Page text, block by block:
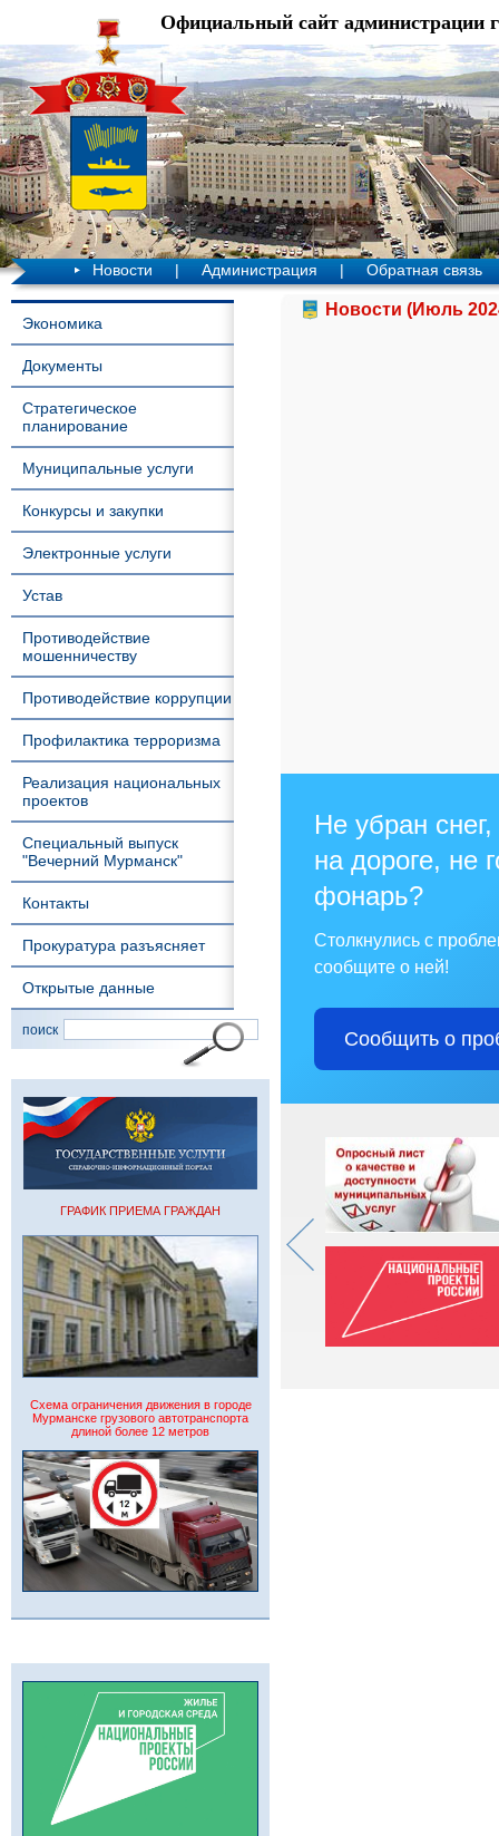
Официальный сайт администрации
Новости | Администрация | Обратная связь
Экономика
Документы
Стратегическое
планирование
Муниципальные услуги
Конкурсы и закупки
Электронные услуги
Устав
Противодействие
мошенничеству
Противодействие коррупции
Профилактика терроризма
Реализация национальных
проектов
Специальный выпуск
"Вечерний Мурманск"
Контакты
Прокуратура разъясняет
Открытые данные
поиск
ГРАФИК ПРИЕМА ГРАЖДАН
Схема ограничения движения в городе
Мурманске грузового автотранспорта
длиной более 12 метров
Новости (Июль
Не убран
на дороге, не
фонарь?
Столкнулись с
сообщите о ней!
Сообщить о